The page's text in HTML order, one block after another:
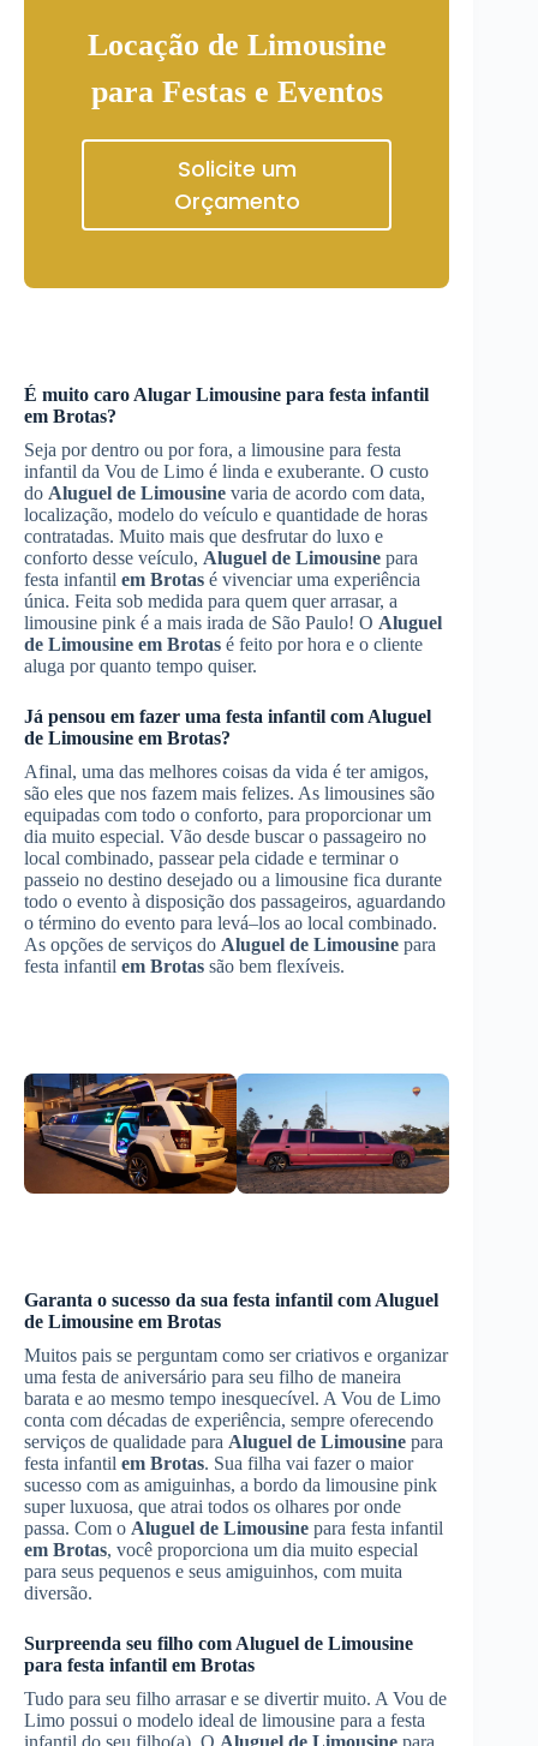
Locação de Limousine
para Festas e Eventos
Solicite um
Orçamento
É muito caro Alugar Limousine para festa infantil
em Brotas?
Seja por dentro ou por fora, a limousine para festa
infantil da Vou de Limo é linda e exuberante. O custo
do Aluguel de Limousine varia de acordo com data,
localização, modelo do veículo e quantidade de horas
contratadas. Muito mais que desfrutar do luxo e
conforto desse veículo, Aluguel de Limousine para
festa infantil em Brotas é vivenciar uma experiência
única. Feita sob medida para quem quer arrasar, a
limousine pink é a mais irada de São Paulo! O Aluguel
de Limousine em Brotas é feito por hora e o cliente
aluga por quanto tempo quiser.
Já pensou em fazer uma festa infantil com Aluguel
de Limousine em Brotas?
Afinal, uma das melhores coisas da vida é ter amigos,
são eles que nos fazem mais felizes. As limousines são
equipadas com todo o conforto, para proporcionar um
dia muito especial. Vão desde buscar o passageiro no
local combinado, passear pela cidade e terminar o
passeio no destino desejado ou a limousine fica durante
todo o evento à disposição dos passageiros, aguardando
o término do evento para levá–los ao local combinado.
As opções de serviços do Aluguel de Limousine para
festa infantil em Brotas são bem flexíveis.
Garanta o sucesso da sua festa infantil com Aluguel
de Limousine em Brotas
Muitos pais se perguntam como ser criativos e organizar
uma festa de aniversário para seu filho de maneira
barata e ao mesmo tempo inesquecível. A Vou de Limo
conta com décadas de experiência, sempre oferecendo
serviços de qualidade para Aluguel de Limousine para
festa infantil em Brotas. Sua filha vai fazer o maior
sucesso com as amiguinhas, a bordo da limousine pink
super luxuosa, que atrai todos os olhares por onde
passa. Com o Aluguel de Limousine para festa infantil
em Brotas, você proporciona um dia muito especial
para seus pequenos e seus amiguinhos, com muita
diversão.
Surpreenda seu filho com Aluguel de Limousine
para festa infantil em Brotas
Tudo para seu filho arrasar e se divertir muito. A Vou de
Limo possui o modelo ideal de limousine para a festa
infantil do seu filho(a). O Aluguel de Limousine para